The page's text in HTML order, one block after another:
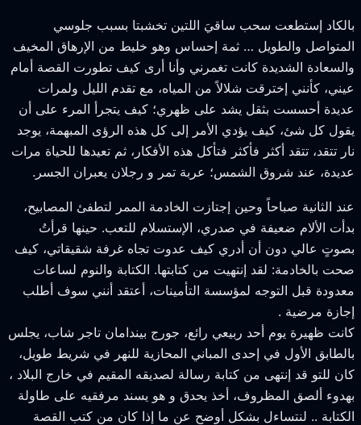
إستطعت سحب ساقيَ اللتين تخشبتا بسبب جلوسي
والطويل … ثمة إحساس وهو خليط من الإرهاق المخيف
الشديدة كانت تغمرني وأنا أرى كيف تطورت القصة أمام
كأنني إخترقت شلالاً من المياه، مع تقدم الليل ولمرات
أحسست بثقل يشد على ظهري؛ كيف يتجرأ المرء على أن
كل شئ، كيف يؤدي الأمر إلى كل هذه الرؤى المبهمة، يوجد
تتقد، تتقد أكثر فأكثر فتأكل هذه الأفكار، ثم تعيدها للحياة مرات
عند شروق الشمس؛ عربة تمر و رجلان يعبران الجسر.
الثانية صباحاً وحين إجتازت الخادمة الممر لتطفئ المصابيح،
الألام ضعيفة في صدري، الإستسلام للتعب. حينها قرأتُ
عالي دون أن أدري كيف عدوت تجاه غرفة شقيقاتي، كيف
بالخادمة: لقد إنتهيت من كتابتها. الكتابة والنوم لساعات
قبل التوجه لمؤسسة التأمينات، أعتقد أنني سوف أطلب
مرضية .
ظهيرة يوم أحد ربيعي رائع، جورج بيندامان تاجر شاب، يجلس
الأول في إحدى المباني المحازية للنهر في شريط طويل،
للتو قد إنتهى من كتابة رسالة لصديقه المقيم في خارج البلاد ،
ألصق المظروف، أخذ يحدق و هو يسند مرفقيه على طاولة
.. لنتساءل بشكل أوضح عن ما إذا كان من كتب القصة